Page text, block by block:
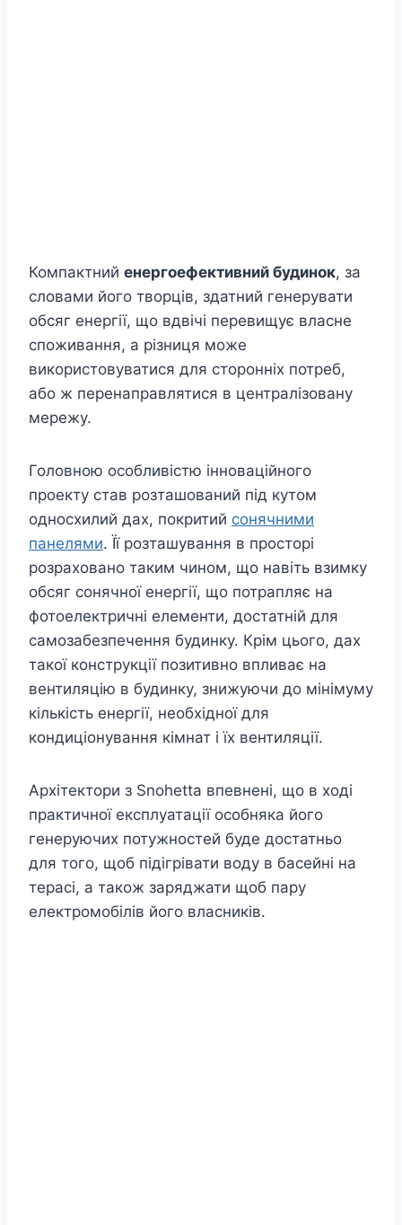
Компактний енергоефективний будинок, за
словами його творців, здатний генерувати
обсяг енергії, що вдвічі перевищує власне
споживання, а різниця може
використовуватися для сторонніх потреб,
або ж перенаправлятися в централізовану
мережу.
Головною особливістю інноваційного
проекту став розташований під кутом
односхилий дах, покритий сонячними
панелями. Її розташування в просторі
розраховано таким чином, що навіть взимку
обсяг сонячної енергії, що потрапляє на
фотоелектричні елементи, достатній для
самозабезпечення будинку. Крім цього, дах
такої конструкції позитивно впливає на
вентиляцію в будинку, знижуючи до мінімуму
кількість енергії, необхідної для
кондиціонування кімнат і їх вентиляції.
Архітектори з Snоhetta впевнені, що в ході
практичної експлуатації особняка його
генеруючих потужностей буде достатньо
для того, щоб підігрівати воду в басейні на
терасі, а також заряджати щоб пару
електромобілів його власників.